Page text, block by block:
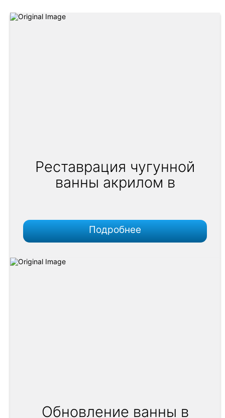
Реставрация чугунной
ванны акрилом в
Подробнее
Обновление ванны в